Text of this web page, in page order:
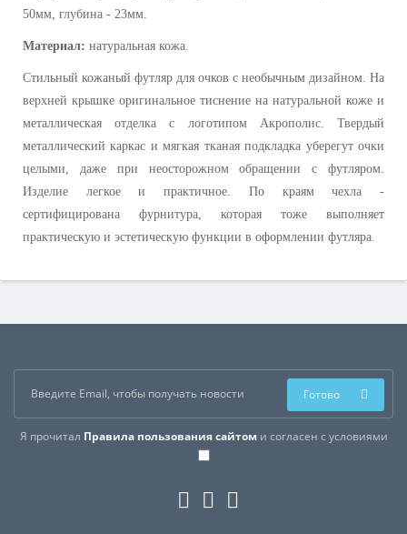
50мм, глубина - 23мм.
Материал: натуральная кожа.
Стильный кожаный футляр для очков с необычным дизайном. На
верхней крышке оригинальное тиснение на натуральной коже и
металлическая отделка с логотипом Акрополис. Твердый
металлический каркас и мягкая тканая подкладка уберегут очки
целыми, даже при неосторожном обращении с футляром.
Изделие легкое и практичное. По краям чехла -
сертифицирована фурнитура, которая тоже выполняет
практическую и эстетическую функции в оформлении футляра.
Я прочитал Правила пользования сайтоми согласен с условиями
Готово